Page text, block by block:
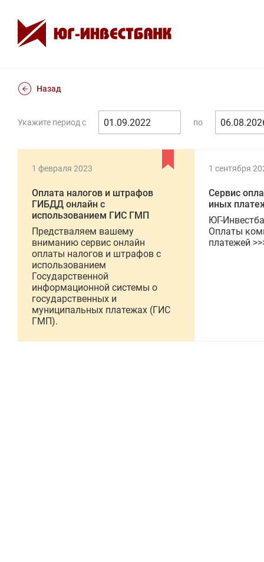
Назад
Укажите период с по
1 февраля 2023
Оплата налогов и штрафов
ГИБДД онлайн с
использованием ГИС ГМП
Предстваляем вашему
вниманию сервис онлайн
оплаты налогов и штрафов с
использованием
Государственной
информационной системы о
государственных и
муниципальных платежах (ГИС
ГМП).
1 сентября
Сервис
иных
ЮГ-
Оплаты
платежей